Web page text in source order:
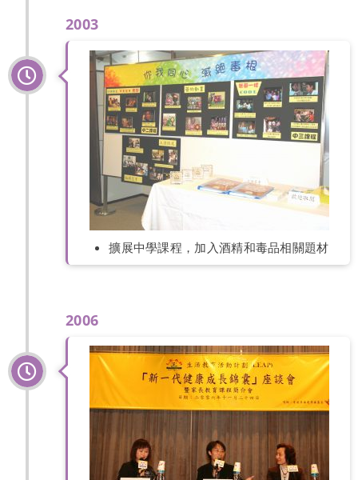
2003
擴展中學課程，加入酒精和毒品相關題材
2006